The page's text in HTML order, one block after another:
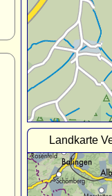
Landkarte